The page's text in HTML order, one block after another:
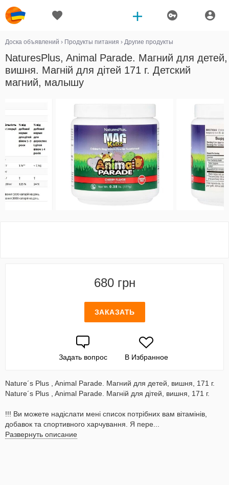
Доска объявлений › Продукты питания › Другие продукты
NaturesPlus, Animal Parade. Магний для детей,
вишня. Магній для дітей 171 г. Детский
магний, малышу
680 грн
ЗАКАЗАТЬ
Задать вопрос В Избранное
Nature´s Plus , Animal Parade. Магний для детей, вишня, 171 г.
Nature´s Plus , Animal Parade. Магній для дітей, вишня, 171 г.
!!! Ви можете надіслати мені список потрібних вам вітамінів,
добавок та спортивного харчування. Я пере...
Развернуть описание